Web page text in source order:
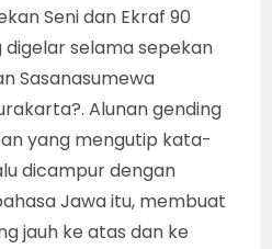
Seni dan Ekraf 90
digelar selama sepekan
Sasanasumewa
Alunan gending
yang mengutip kata-
dicampur dengan
Jawa itu, membuat
jauh ke atas dan ke